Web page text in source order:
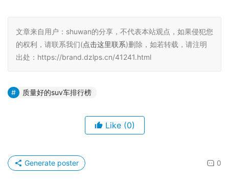
文章来自用户：shuwan的分享，不代表本站观点，如果侵犯您
的权利，请联系我们(点击这里联系)删除，如若转载，请注明
出处：https://brand.dzlps.cn/41241.html
质量好的suv车排行榜
Like (0)
0
Generate poster